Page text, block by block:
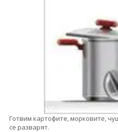
Готвим картофите, морковите,
се разварят.